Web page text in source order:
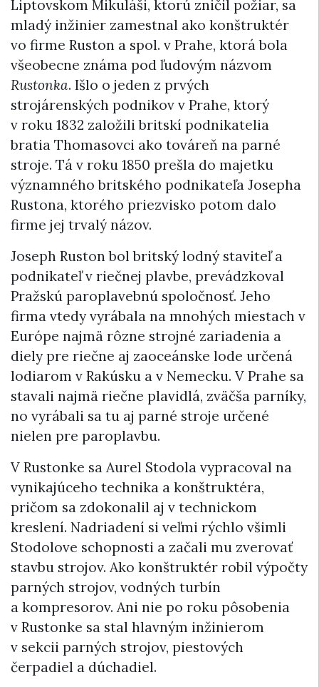
Liptovskom Mikuláši, ktorú zničil požiar, sa
mladý inžinier zamestnal ako konštruktér
vo firme Ruston a spol. v Prahe, ktorá bola
všeobecne známa pod ľudovým názvom
Rustonka. Išlo o jeden z prvých
strojárenských podnikov v Prahe, ktorý
v roku 1832 založili britskí podnikatelia
bratia Thomasovci ako továreň na parné
stroje. Tá v roku 1850 prešla do majetku
významného britského podnikateľa Josepha
Rustona, ktorého priezvisko potom dalo
firme jej trvalý názov.
Joseph Ruston bol britský lodný staviteľ a
podnikateľ v riečnej plavbe, prevádzkoval
Pražskú paroplavebnú spoločnosť. Jeho
firma vtedy vyrábala na mnohých miestach v
Európe najmä rôzne strojné zariadenia a
diely pre riečne aj zaoceánske lode určená
lodiarom v Rakúsku a v Nemecku. V Prahe sa
stavali najmä riečne plavidlá, zväčša parníky,
no vyrábali sa tu aj parné stroje určené
nielen pre paroplavbu.
V Rustonke sa Aurel Stodola vypracoval na
vynikajúceho technika a konštruktéra,
pričom sa zdokonalil aj v technickom
kreslení. Nadriadení si veľmi rýchlo všimli
Stodolove schopnosti a začali mu zverovať
stavbu strojov. Ako konštruktér robil výpočty
parných strojov, vodných turbín
a kompresorov. Ani nie po roku pôsobenia
v Rustonke sa stal hlavným inžinierom
v sekcii parných strojov, piestových
čerpadiel a dúchadiel.